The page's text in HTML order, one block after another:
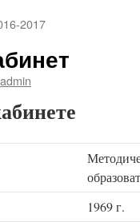
2017
admin
1969 г.